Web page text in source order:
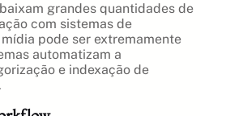
grandes quantidades de
com sistemas de
pode ser extremamente
automatizam a
e indexação de